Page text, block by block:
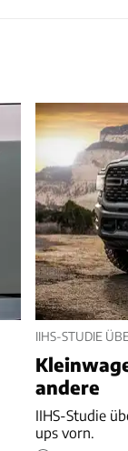
IIHS-STUDIE
andere
IIHS-Studie
ups vorn.